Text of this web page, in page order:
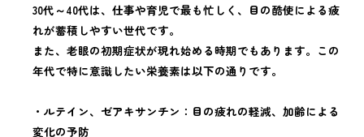
30代～40代は、仕事や育児で最も忙しく、目の酷使による疲
れが蓄積しやすい世代です。
また、老眼の初期症状が現れ始める時期でもあります。この
年代で特に意識したい栄養素は以下の通りです。
・ルテイン、ゼアキサンチン：目の疲れの軽減、加齢による
変化の予防